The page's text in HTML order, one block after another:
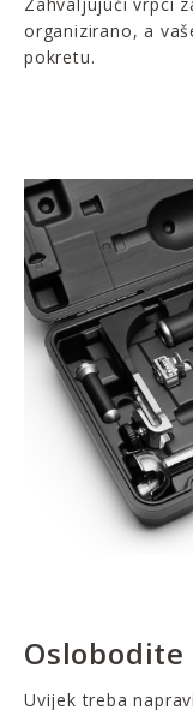
Zahvaljujući vrpci
organizirano, a
pokretu.
Uvijek treba